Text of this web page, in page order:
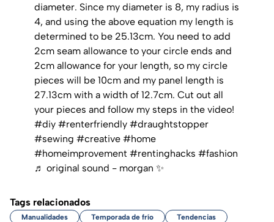
diameter. Since my diameter is 8, my radius is
4, and using the above equation my length is
determined to be 25.13cm. You need to add
2cm seam allowance to your circle ends and
2cm allowance for your length, so my circle
pieces will be 10cm and my panel length is
27.13cm with a width of 12.7cm. Cut out all
your pieces and follow my steps in the video!
#diy #renterfriendly #draughtstopper
#sewing #creative #home
#homeimprovement #rentinghacks #fashion
♬ original sound - morgan ✨
Tags relacionados
Manualidades Temporada de frío Tendencias